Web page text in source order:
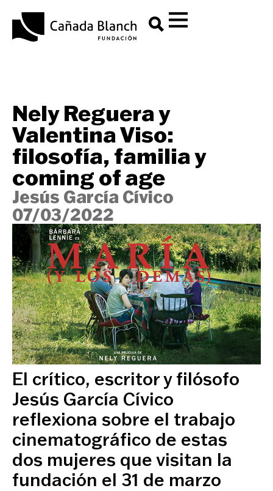
Nely Reguera y
Valentina Viso:
filosofía, familia y
coming of age
Jesús García Cívico
07/03/2022
El crítico, escritor y filósofo
Jesús García Cívico
reflexiona sobre el trabajo
cinematográfico de estas
dos mujeres que visitan la
fundación el 31 de marzo